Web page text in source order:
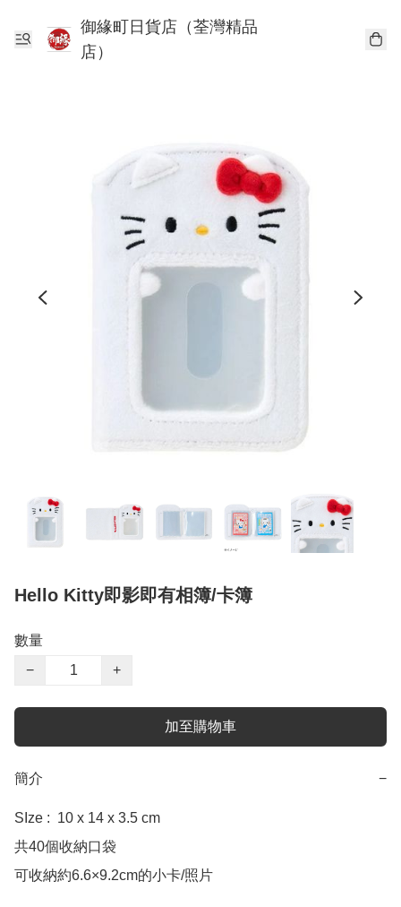
御緣町日貨店（荃灣精品
店）
Hello Kitty即影即有相簿/卡簿
數量
−
+
加至購物車
簡介 −
SIze :  10 x 14 x 3.5 cm
共40個收納口袋
可收納約6.6×9.2cm的小卡/照片